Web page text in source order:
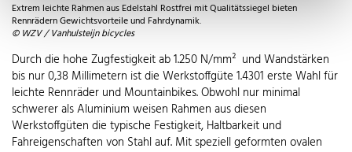
Extrem leichte Rahmen aus Edelstahl Rostfrei mit Qualitätssiegel bieten
Rennrädern Gewichtsvorteile und Fahrdynamik.
© WZV / Vanhulsteijn bicycles
Durch die hohe Zugfestigkeit ab 1.250 N/mm² und Wandstärken
bis nur 0,38 Millimetern ist die Werkstoffgüte 1.4301 erste Wahl für
leichte Rennräder und Mountainbikes. Obwohl nur minimal
schwerer als Aluminium weisen Rahmen aus diesen
Werkstoffgüten die typische Festigkeit, Haltbarkeit und
Fahreigenschaften von Stahl auf. Mit speziell geformten ovalen